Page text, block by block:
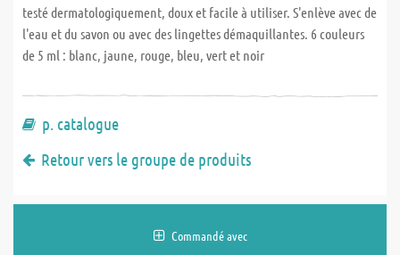
testé dermatologiquement, doux et facile à utiliser. S'enlève avec de
l'eau et du savon ou avec des lingettes démaquillantes. 6 couleurs
de 5 ml : blanc, jaune, rouge, bleu, vert et noir
p. catalogue
Retour vers le groupe de produits
Commandé avec